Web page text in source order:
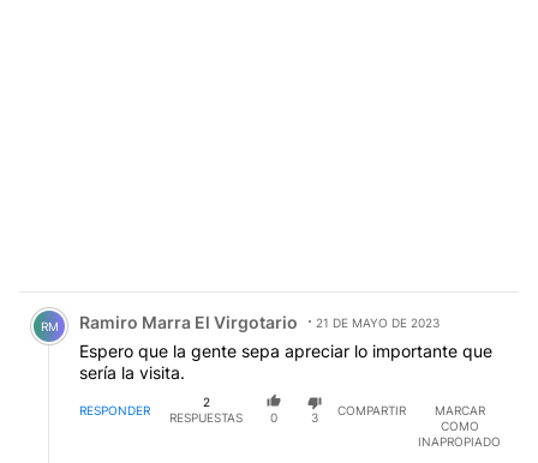
Comentario de Ramiro Marra El Virgotario.
RM Ramiro Marra El Virgotario 21 DE MAYO DE 2023
Espero que la gente sepa apreciar lo importante que
sería la visita.
RESPONDER
2
RESPUESTAS
0 3
COMPARTIR
MARCAR
COMO
INAPROPIADO